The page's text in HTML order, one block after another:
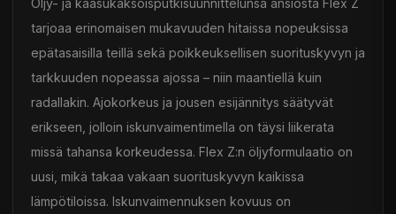
Öljy- ja kaasukaksoisputkisuunnittelunsa ansiosta Flex Z
tarjoaa erinomaisen mukavuuden hitaissa nopeuksissa
epätasaisilla teillä sekä poikkeuksellisen suorituskyvyn ja
tarkkuuden nopeassa ajossa – niin maantiellä kuin
radallakin. Ajokorkeus ja jousen esijännitys säätyvät
erikseen, jolloin iskunvaimentimella on täysi liikerata
missä tahansa korkeudessa. Flex Z:n öljyformulaatio on
uusi, mikä takaa vakaan suorituskyvyn kaikissa
lämpötiloissa. Iskunvaimennuksen kovuus on